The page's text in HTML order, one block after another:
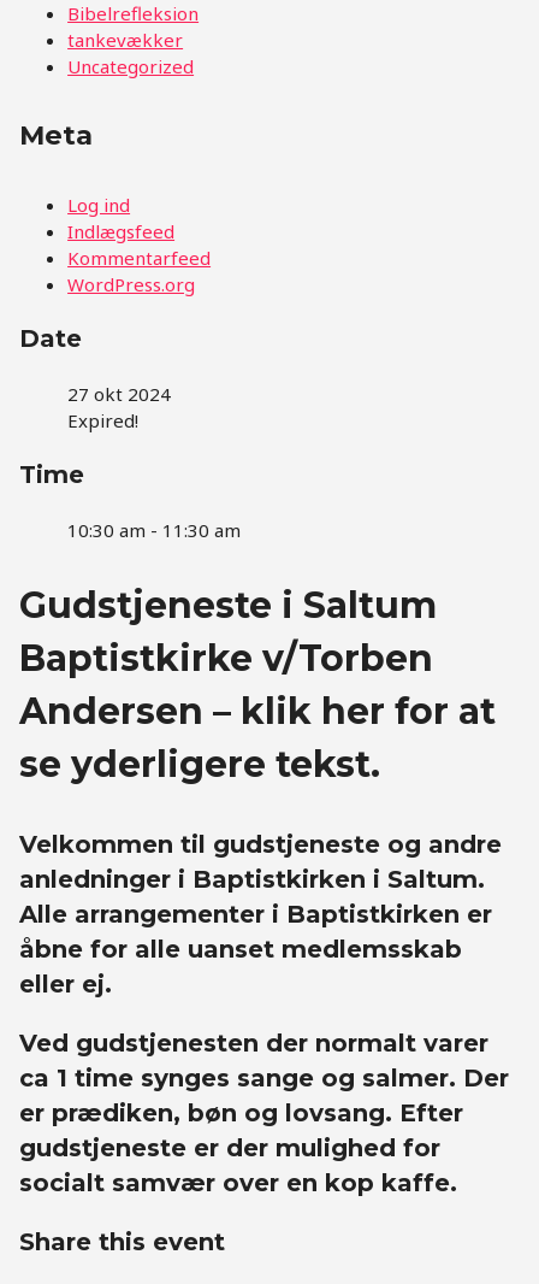
Bibelrefleksion
tankevækker
Uncategorized
Meta
Log ind
Indlægsfeed
Kommentarfeed
WordPress.org
Date
27 okt 2024
Expired!
Time
10:30 am - 11:30 am
Gudstjeneste i Saltum
Baptistkirke v/Torben
Andersen – klik her for at
se yderligere tekst.
Velkommen til gudstjeneste og andre
anledninger i Baptistkirken i Saltum.
Alle arrangementer i Baptistkirken er
åbne for alle uanset medlemsskab
eller ej.
Ved gudstjenesten der normalt varer
ca 1 time synges sange og salmer. Der
er prædiken, bøn og lovsang. Efter
gudstjeneste er der mulighed for
socialt samvær over en kop kaffe.
Share this event